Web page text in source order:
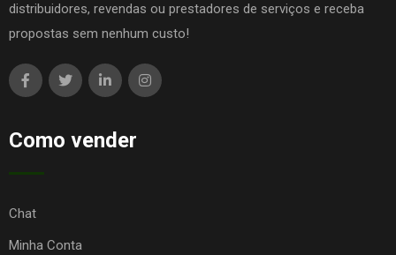
distribuidores, revendas ou prestadores de serviços e receba
propostas sem nenhum custo!
Como vender
Chat
Minha Conta